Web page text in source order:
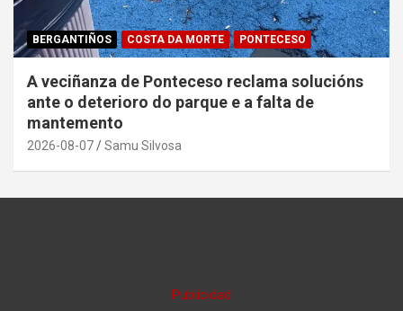
BERGANTIÑOS COSTA DA MORTE PONTECESO
A veciñanza de Ponteceso reclama solucións
ante o deterioro do parque e a falta de
mantemento
2026-08-07 Samu Silvosa
Publicidad